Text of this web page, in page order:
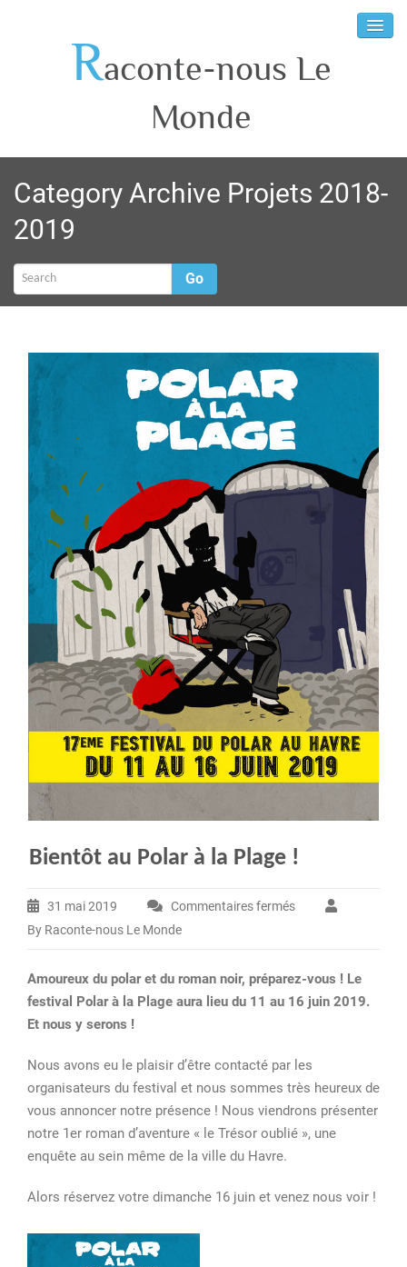
Raconte-nous Le
Monde
Category Archive Projets 2018-
2019
Go
Bientôt au Polar à la Plage !
31 mai 2019 Commentaires ferméssur
Polar
à
!
By Raconte-nous Le Monde
Amoureux du polar et du roman noir, préparez-vous ! Le
festival Polar à la Plage aura lieu du 11 au 16 juin 2019.
Et nous y serons !
Nous avons eu le plaisir d’être contacté par les
organisateurs du festival et nous sommes très heureux de
vous annoncer notre présence ! Nous viendrons présenter
notre 1er roman d’aventure « le Trésor oublié », une
enquête au sein même de la ville du Havre.
Alors réservez votre dimanche 16 juin et venez nous voir !